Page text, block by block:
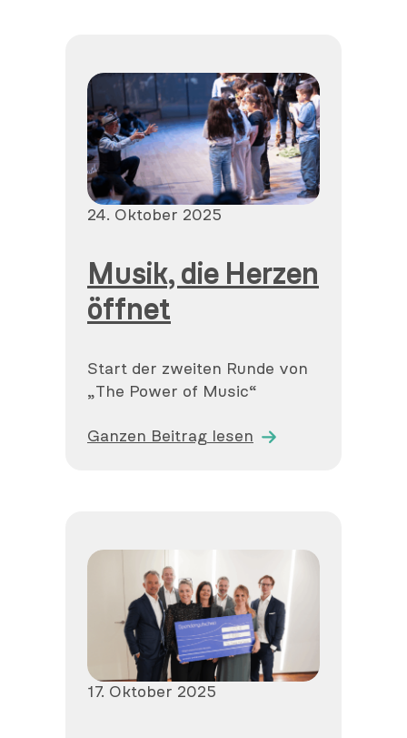
Veröffentlicht
24. Oktober 2025
Musik, die Herzen
öffnet
Start der zweiten Runde von
„The Power of Music“
Ganzen Beitrag lesen
Veröffentlicht
17. Oktober 2025